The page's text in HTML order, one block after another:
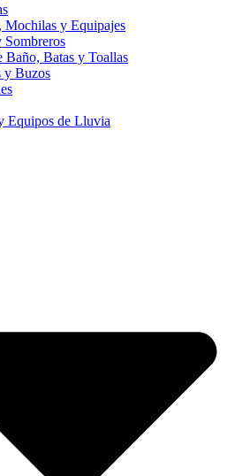
Mochilas y Equipajes
Sombreros
Baño, Batas y Toallas
y Buzos
Equipos de Lluvia